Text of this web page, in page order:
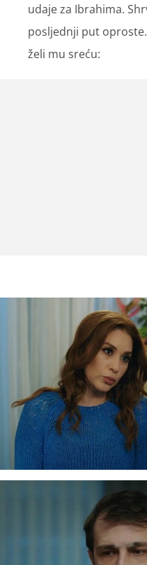
udaje za Ibrahima.
posljednji put
želi mu sreću: